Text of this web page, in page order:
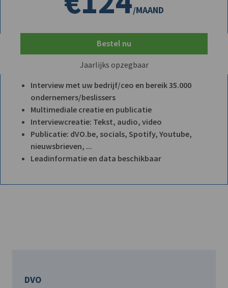
/MAAND
Bestel nu
Jaarlijks opzegbaar
Interview met uw bedrijf/ceo en bereik 35.000
ondernemers/beslissers
Multimediale creatie en publicatie
Interviewcreatie: Tekst, audio, video
Publicatie: dVO.be, socials, Spotify, Youtube,
nieuwsbrieven, ...
Leadinformatie en data beschikbaar
DVO